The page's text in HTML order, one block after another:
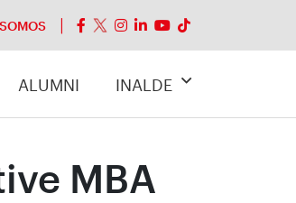
SOMOS
ALUMNI INALDE
MBA